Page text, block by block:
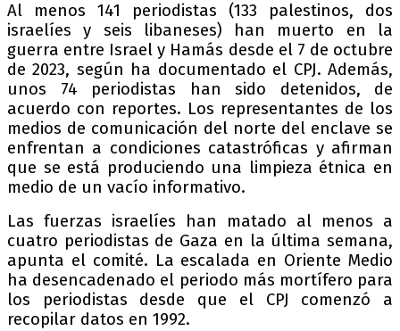
Al menos 141 periodistas (133 palestinos, dos
israelíes y seis libaneses) han muerto en la
guerra entre Israel y Hamás desde el 7 de octubre
de 2023, según ha documentado el CPJ. Además,
unos 74 periodistas han sido detenidos, de
acuerdo con reportes. Los representantes de los
medios de comunicación del norte del enclave se
enfrentan a condiciones catastróficas y afirman
que se está produciendo una limpieza étnica en
medio de un vacío informativo.
Las fuerzas israelíes han matado al menos a
cuatro periodistas de Gaza en la última semana,
apunta el comité. La escalada en Oriente Medio
ha desencadenado el periodo más mortífero para
los periodistas desde que el CPJ comenzó a
recopilar datos en 1992.